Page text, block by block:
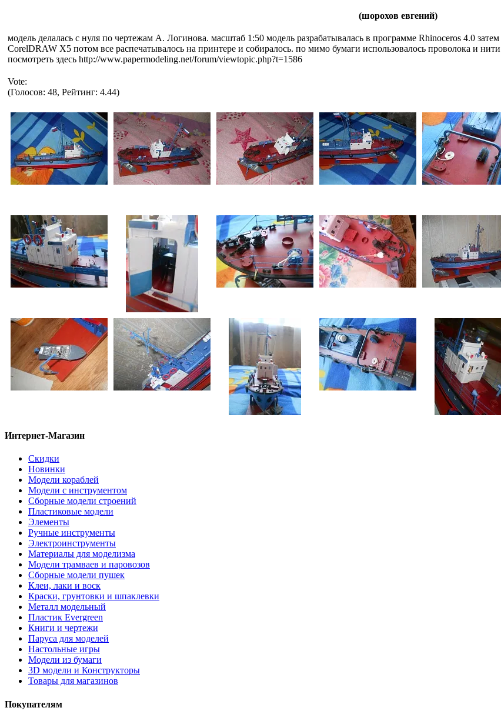
(шорохов евгений)
модель делалась с нуля по чертежам А. Логинова. масштаб 1:50 модель разрабатывалась в программе Rhinoceros 4.0
CorelDRAW X5 потом все распечатывалось на принтере и собиралось. по мимо бумаги использовалось проволока и
посмотреть здесь http://www.papermodeling.net/forum/viewtopic.php?t=1586
Vote:
(Голосов: 48, Рейтинг: 4.44)
Интернет-Магазин
Скидки
Новинки
Модели кораблей
Модели с инструментом
Сборные модели строений
Пластиковые модели
Элементы
Ручные инструменты
Электроинструменты
Материалы для моделизма
Модели трамваев и паровозов
Сборные модели пушек
Клеи, лаки и воск
Краски, грунтовки и шпаклевки
Металл модельный
Пластик Evergreen
Книги и чертежи
Паруса для моделей
Настольные игры
Модели из бумаги
3D модели и Конструкторы
Товары для магазинов
Покупателям